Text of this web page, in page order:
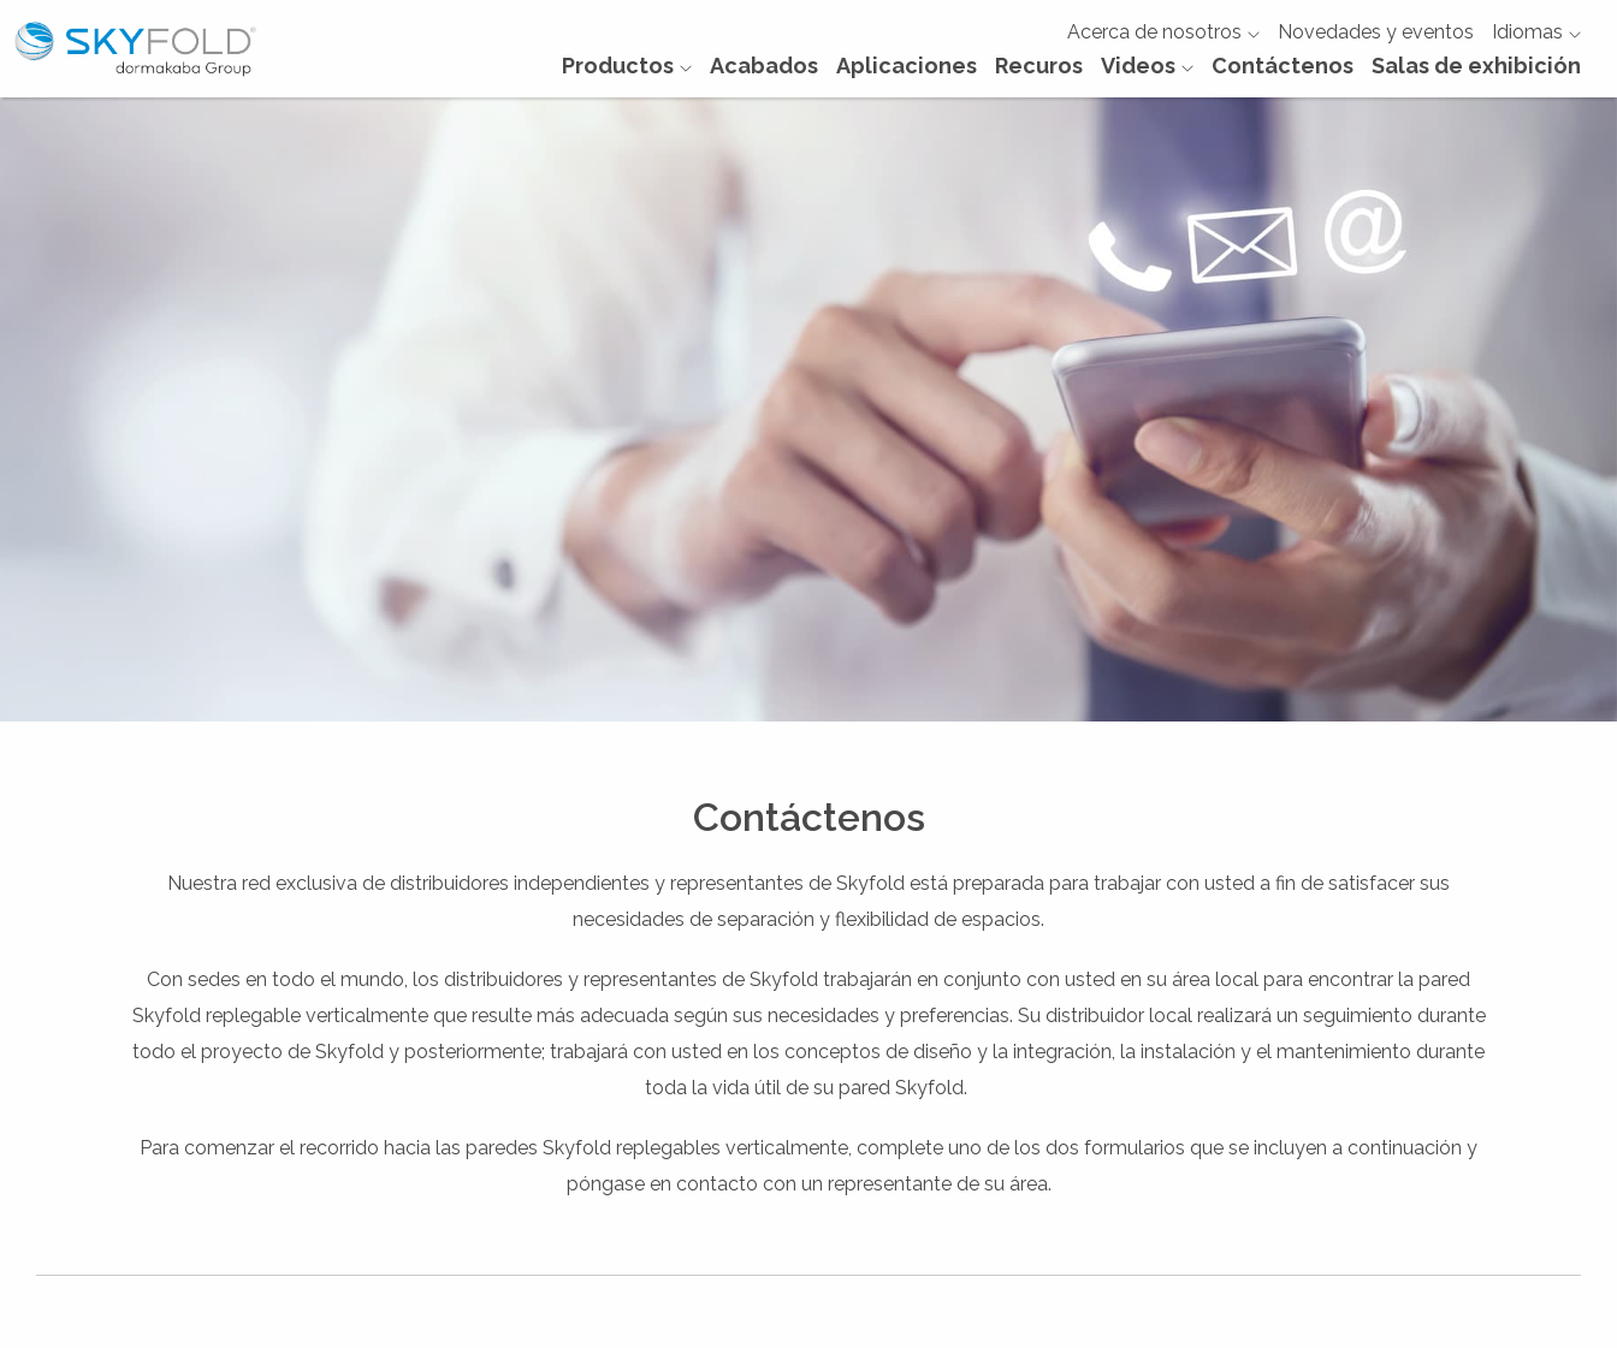
Acerca de nosotros Novedades y eventos Idiomas
Productos Acabados Aplicaciones Recuros Videos Contáctenos Salas de exhibición
Contáctenos
Nuestra red exclusiva de distribuidores independientes y representantes de Skyfold está preparada para trabajar con usted a fin de satisfacer sus
necesidades de separación y flexibilidad de espacios.
Con sedes en todo el mundo, los distribuidores y representantes de Skyfold trabajarán en conjunto con usted en su área local para encontrar la pared
Skyfold replegable verticalmente que resulte más adecuada según sus necesidades y preferencias. Su distribuidor local realizará un seguimiento durante
todo el proyecto de Skyfold y posteriormente; trabajará con usted en los conceptos de diseño y la integración, la instalación y el mantenimiento durante
toda la vida útil de su pared Skyfold.
Para comenzar el recorrido hacia las paredes Skyfold replegables verticalmente, complete uno de los dos formularios que se incluyen a continuación y
póngase en contacto con un representante de su área.